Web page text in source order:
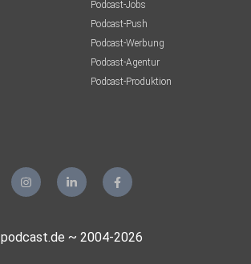
Podcast-Jobs
Podcast-Push
Podcast-Werbung
Podcast-Agentur
Podcast-Produktion
podcast.de ~ 2004-2026